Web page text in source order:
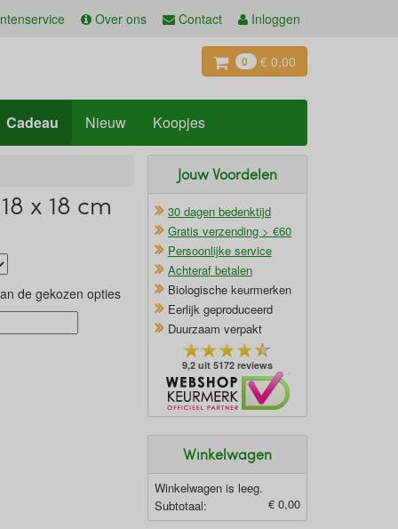
Over ons Contact Inloggen
0 € 0,00
Cadeau Nieuw Koopjes
x 18 cm
de gekozen opties
Jouw Voordelen
30 dagen bedenktijd
Gratis verzending > €60
Persoonlijke service
Achteraf betalen
Biologische keurmerken
Eerlijk geproduceerd
Duurzaam verpakt
9,2 uit 5172 reviews
Winkelwagen
Winkelwagen is leeg.
Subtotaal:
€ 0,00